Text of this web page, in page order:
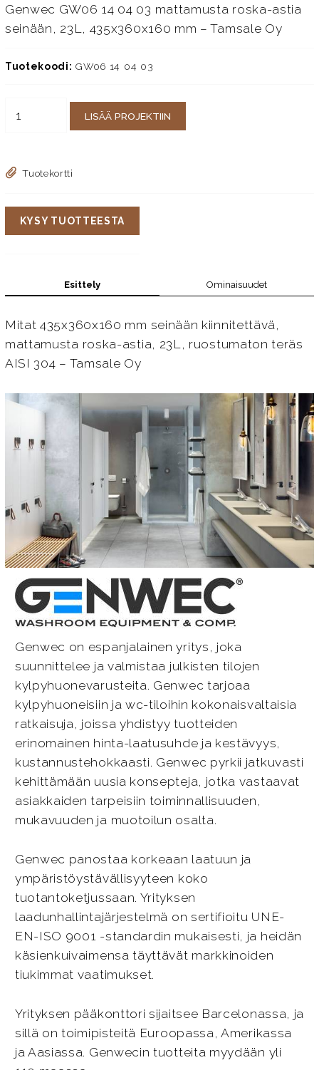
Genwec GW06 14 04 03 mattamusta roska-astia
seinään, 23L, 435x360x160 mm – Tamsale Oy
Tuotekoodi: GW06 14 04 03
LISÄÄ PROJEKTIIN
Tuotekortti
KYSY TUOTTEESTA
Esittely Ominaisuudet
Mitat 435x360x160 mm seinään kiinnitettävä,
mattamusta roska-astia, 23L, ruostumaton teräs
AISI 304 – Tamsale Oy
Genwec on espanjalainen yritys, joka
suunnittelee ja valmistaa julkisten tilojen
kylpyhuonevarusteita. Genwec tarjoaa
kylpyhuoneisiin ja wc-tiloihin kokonaisvaltaisia
ratkaisuja, joissa yhdistyy tuotteiden
erinomainen hinta-laatusuhde ja kestävyys,
kustannustehokkaasti. Genwec pyrkii jatkuvasti
kehittämään uusia konsepteja, jotka vastaavat
asiakkaiden tarpeisiin toiminnallisuuden,
mukavuuden ja muotoilun osalta.
Genwec panostaa korkeaan laatuun ja
ympäristöystävällisyyteen koko
tuotantoketjussaan. Yrityksen
laadunhallintajärjestelmä on sertifioitu UNE-
EN-ISO 9001 -standardin mukaisesti, ja heidän
käsienkuivaimensa täyttävät markkinoiden
tiukimmat vaatimukset.
Yrityksen pääkonttori sijaitsee Barcelonassa, ja
sillä on toimipisteitä Euroopassa, Amerikassa
ja Aasiassa. Genwecin tuotteita myydään yli